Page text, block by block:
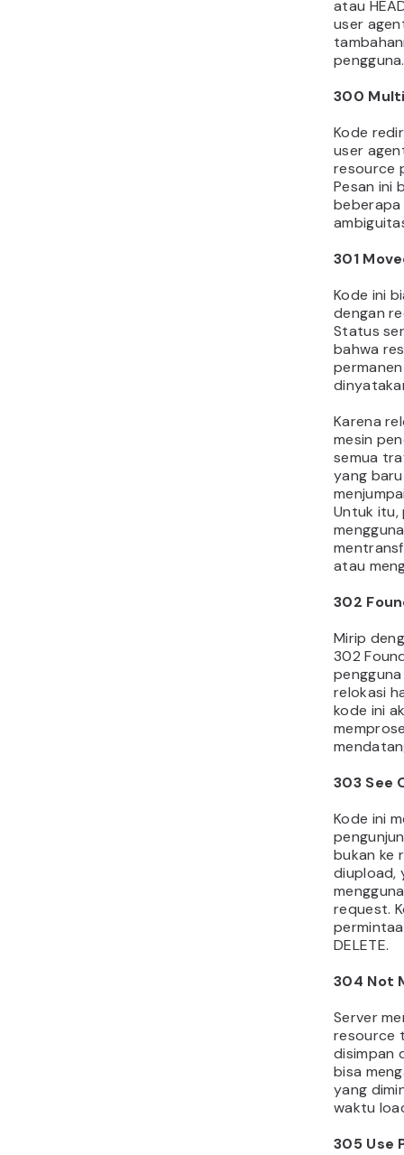
atau
user
pengguna.
300
Kode
user
resource
Pesan ini
beberapa
301
Kode ini
dengan
Status
bahwa
permanen
Karena
mesin
semua
yang
Untuk itu,
atau
302
Mirip
302
pengguna
relokasi
kode ini
303 See
Kode ini
bukan ke
diupload,
request.
DELETE.
304 Not
Server
resource
disimpan
bisa
yang
waktu
305 Use